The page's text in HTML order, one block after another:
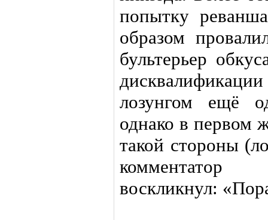
попытку
образом
бультерьер
лозунгом ещё
однако в первом
такой стороны
воскликнул: